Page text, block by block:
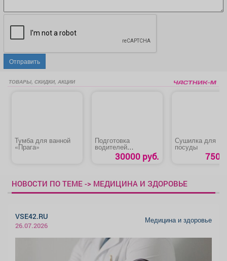
Отправить
ТОВАРЫ, СКИДКИ, АКЦИИ
Тумба для ванной
«Прага»
Подготовка
водителей
карьерного
самосвала30000 руб.
Сушилка для
посуды
750
НОВОСТИ ПО ТЕМЕ -> МЕДИЦИНА И ЗДОРОВЬЕ
VSE42.RU
26.07.2026
Медицина и здоровье